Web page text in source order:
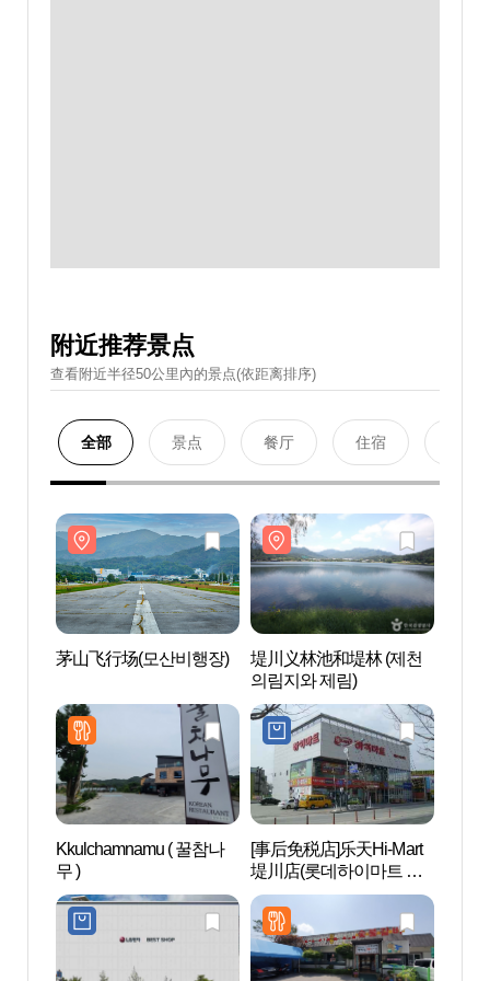
附近推荐景点
查看附近半径50公里內的景点(依距离排序)
全部 景点 餐厅 住宿
茅山飞行场(모산비행장)
堤川义林池和堤林 (제천
의림지와 제림)
Kkulchamnamu ( 꿀참나
무 )
[事后免税店]乐天Hi-Mart
堤川店(롯데하이마트 제
천점)